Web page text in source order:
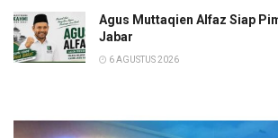
Agus Muttaqien Alfaz Siap
Jabar
6 AGUSTUS 2026